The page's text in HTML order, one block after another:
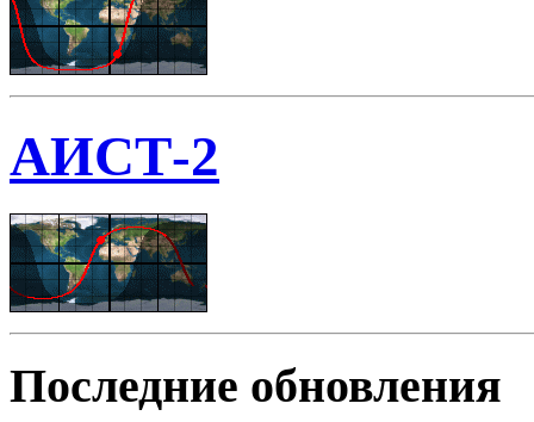
АИСТ-2
Последние обновления